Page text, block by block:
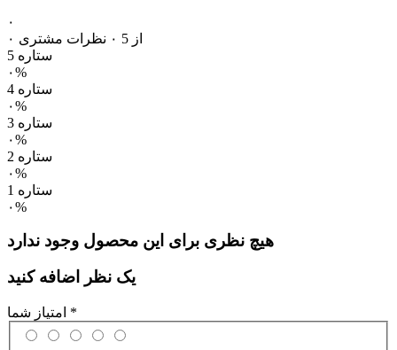
۰
۰ از 5
۰ نظرات مشتری
5 ستاره
۰%
4 ستاره
۰%
3 ستاره
۰%
2 ستاره
۰%
1 ستاره
۰%
هیچ نظری برای این محصول وجود ندارد
یک نظر اضافه کنید
*